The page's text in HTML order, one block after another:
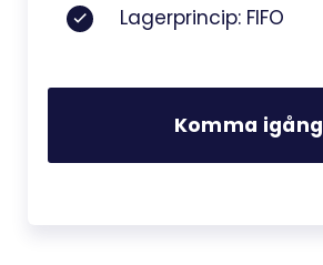
Lagerprincip: FIFO
Komma igång